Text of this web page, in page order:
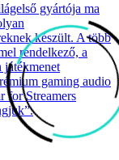
gyártója ma
készült. A több
rendelkező, a
játékmenet
gaming audio
for Streamers